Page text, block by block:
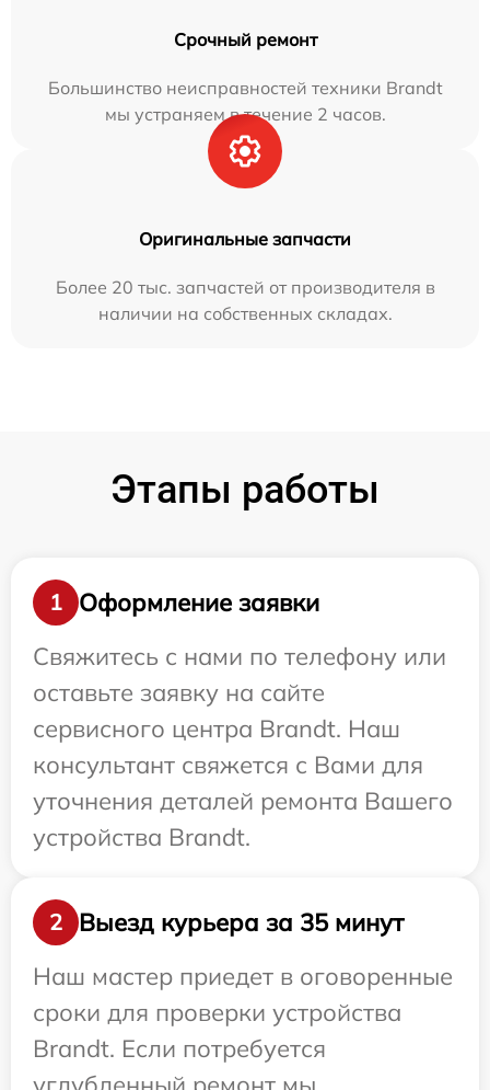
Срочный ремонт
Большинство неисправностей техники Brandt
мы устраняем в течение 2 часов.
Оригинальные запчасти
Более 20 тыс. запчастей от производителя в
наличии на собственных складах.
Этапы работы
1
Оформление заявки
Свяжитесь с нами по телефону или
оставьте заявку на сайте
сервисного центра Brandt. Наш
консультант свяжется с Вами для
уточнения деталей ремонта Вашего
устройства Brandt.
2
Выезд курьера за 35 минут
Наш мастер приедет в оговоренные
сроки для проверки устройства
Brandt. Если потребуется